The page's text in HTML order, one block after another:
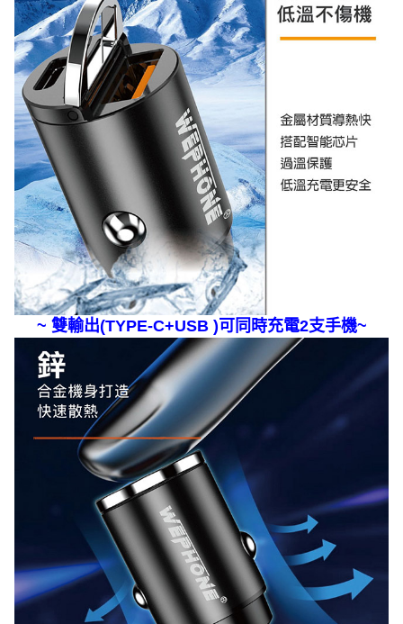
~ 雙輸出(TYPE-C+USB )可同時充電2支手機~